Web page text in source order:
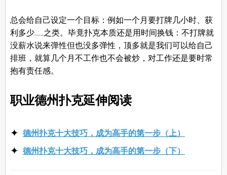
总会给自己设定一个目标：例如一个月要打牌几小时、获
利多少……之类。毕竟扑克本质还是用时间换钱：不打牌就
没薪水说来弹性但也没多弹性，顶多就是我们可以给自己
排班，就算几个月不工作也不会被炒，对工作还是要时常
抱有责任感。
职业德州扑克延伸阅读
德州扑克十大技巧，成为高手的第一步（上）
德州扑克十大技巧，成为高手的第一步（下）